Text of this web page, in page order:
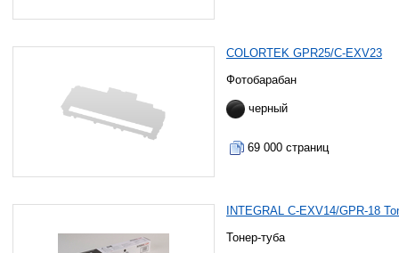
COLORTEK GPR25/C-EXV23
Фотобарабан
черный
69 000 страниц
INTEGRAL C-EXV14/GPR-18
Тонер-туба